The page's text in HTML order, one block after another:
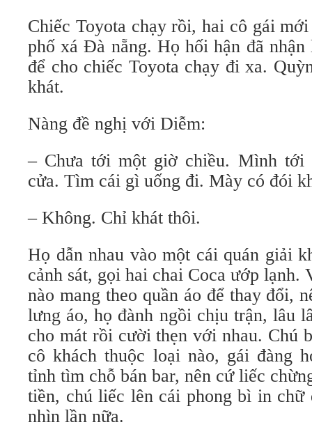
Chiếc Toyota chạy rồi, hai cô gái
phố xá Đà nẵng. Họ hối hận đã
để cho chiếc Toyota chạy đi xa.
khát.
Nàng đề nghị với Diễm:
– Chưa tới một giờ chiều. Mình tới
cửa. Tìm cái gì uống đi. Mày có đói
– Không. Chỉ khát thôi.
Họ dẫn nhau vào một cái quán giải
cảnh sát, gọi hai chai Coca ướp lạnh.
nào mang theo quần áo để thay đổi,
lưng áo, họ đành ngồi chịu trận, lâu
cho mát rồi cười thẹn với nhau. Chú
cô khách thuộc loại nào, gái đàng
tỉnh tìm chỗ bán bar, nên cứ liếc
tiền, chú liếc lên cái phong bì in
nhìn lần nữa.